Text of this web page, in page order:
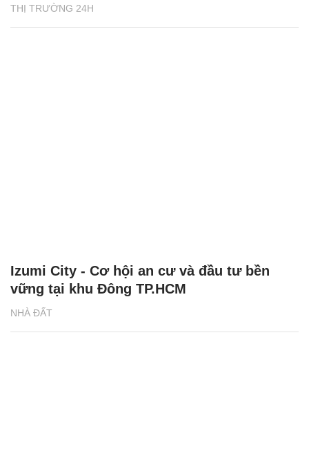
THỊ TRƯỜNG 24H
NHÀ ĐẤT
Izumi City - Cơ hội an cư và đầu tư bền
vững tại khu Đông TP.HCM